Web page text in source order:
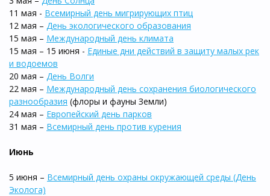
11 мая - Всемирный день мигрирующих птиц
12 мая – День экологического образования
15 мая – Международный день климата
15 мая – 15 июня - Единые дни действий в защиту малых рек
и водоемов
20 мая – День Волги
22 мая – Международный день сохранения биологического
разнообразия (флоры и фауны Земли)
24 мая – Европейский день парков
31 мая – Всемирный день против курения
Июнь
5 июня – Всемирный день охраны окружающей среды (День
Эколога)